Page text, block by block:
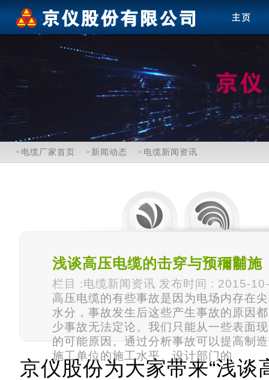
电缆厂家首页 新闻动态 电缆新闻资讯
浅谈高压电缆的击穿与预穪黼施
栏目 :电缆新闻资讯 发布时间 : 2015-
高压电缆的有些事故是因为电场内存在
水分，事故发生后这些产生事故的原因
少事故无法定论。我们只能从一些表面
的可能原因。通过分析事故可以提高制
施工单位的施工水平、设计部门的
京仪股份为大家带来“浅谈